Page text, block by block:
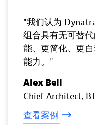
我们认为
组合具有无可替
能、更简化、更
能力。
Alex Bell
Chief Architect,
查看案例